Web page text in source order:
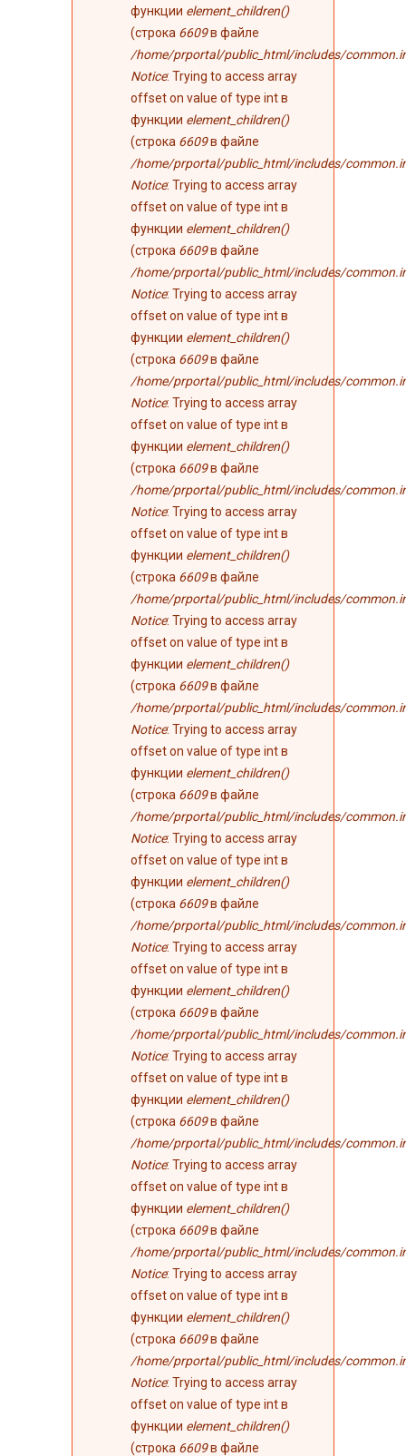
функции element_children()
(строка 6609в файле
/home/prportal/public_html/includes/
Notice: Trying to access array
offset on value of type int в
функции element_children()
(строка 6609в файле
/home/prportal/public_html/includes/
Notice: Trying to access array
offset on value of type int в
функции element_children()
(строка 6609в файле
/home/prportal/public_html/includes/
Notice: Trying to access array
offset on value of type int в
функции element_children()
(строка 6609в файле
/home/prportal/public_html/includes/
Notice: Trying to access array
offset on value of type int в
функции element_children()
(строка 6609в файле
/home/prportal/public_html/includes/
Notice: Trying to access array
offset on value of type int в
функции element_children()
(строка 6609в файле
/home/prportal/public_html/includes/
Notice: Trying to access array
offset on value of type int в
функции element_children()
(строка 6609в файле
/home/prportal/public_html/includes/
Notice: Trying to access array
offset on value of type int в
функции element_children()
(строка 6609в файле
/home/prportal/public_html/includes/
Notice: Trying to access array
offset on value of type int в
функции element_children()
(строка 6609в файле
/home/prportal/public_html/includes/
Notice: Trying to access array
offset on value of type int в
функции element_children()
(строка 6609в файле
/home/prportal/public_html/includes/
Notice: Trying to access array
offset on value of type int в
функции element_children()
(строка 6609в файле
/home/prportal/public_html/includes/
Notice: Trying to access array
offset on value of type int в
функции element_children()
(строка 6609в файле
/home/prportal/public_html/includes/
Notice: Trying to access array
offset on value of type int в
функции element_children()
(строка 6609в файле
/home/prportal/public_html/includes/
Notice: Trying to access array
offset on value of type int в
функции element_children()
(строка 6609в файле